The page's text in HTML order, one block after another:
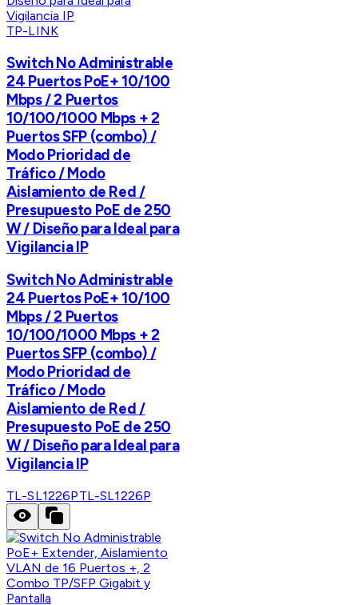
TP-LINK
Switch No Administrable
24 Puertos PoE+ 10/100
Mbps / 2 Puertos
10/100/1000 Mbps + 2
Puertos SFP (combo) /
Modo Prioridad de
Tráfico / Modo
Aislamiento de Red /
Presupuesto PoE de 250
W / Diseño para Ideal para
Vigilancia IP
Switch No Administrable
24 Puertos PoE+ 10/100
Mbps / 2 Puertos
10/100/1000 Mbps + 2
Puertos SFP (combo) /
Modo Prioridad de
Tráfico / Modo
Aislamiento de Red /
Presupuesto PoE de 250
W / Diseño para Ideal para
Vigilancia IP
TL-SL1226PTL-SL1226P